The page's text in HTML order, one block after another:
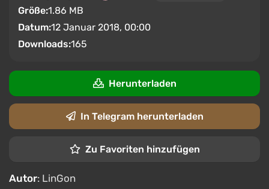
Größe:1.86 MB
Datum:12 Januar 2018, 00:00
Downloads:165
Herunterladen
In Telegram herunterladen
Zu Favoriten hinzufügen
Autor: LinGon